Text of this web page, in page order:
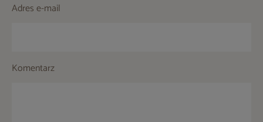
Adres e-mail
Komentarz